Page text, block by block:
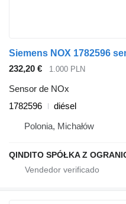
232,20 € 1.000 PLN
Sensor de NOx
1782596
diésel
Polonia, Michałów